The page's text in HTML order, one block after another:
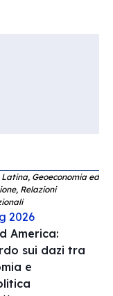
Geoeconomia ed
Relazioni
2026
America:
sui dazi tra
e